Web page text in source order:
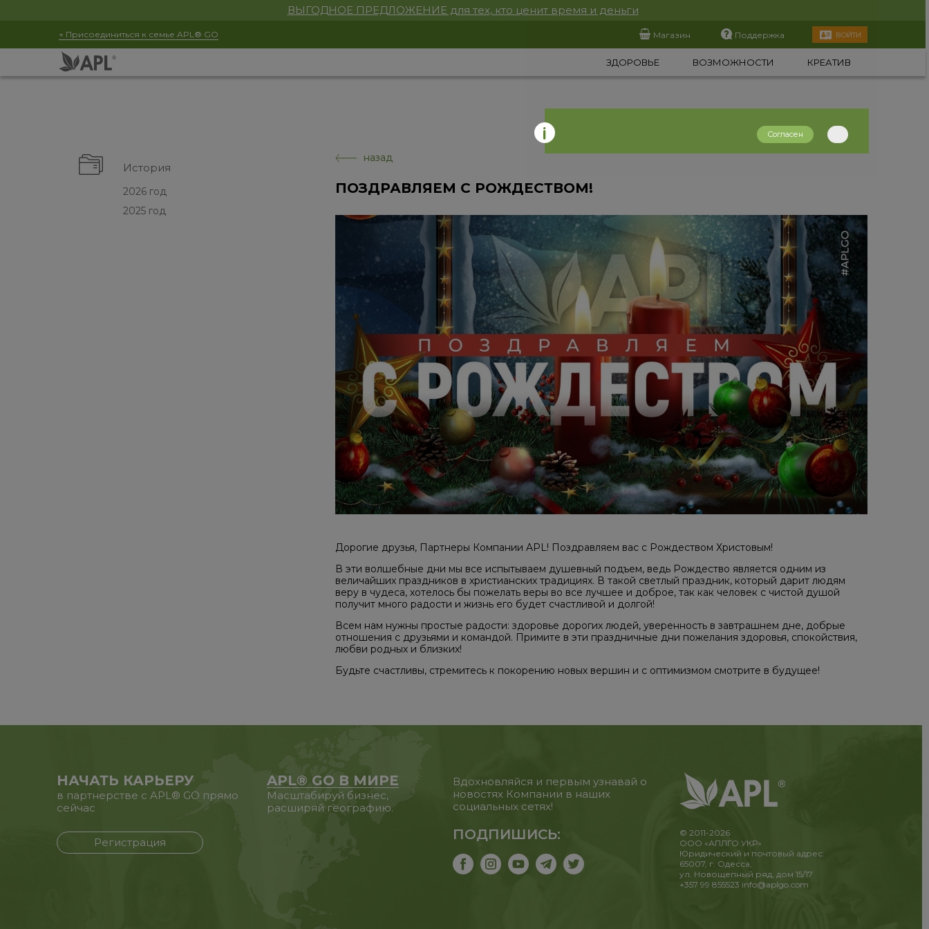
ВЫГОДНОЕ ПРЕДЛОЖЕНИЕ для тех, кто ценит время и деньги
+ Присоединиться к семье APL® GO Магазин Поддержка ВОЙТИ
ЗДОРОВЬЕ ВОЗМОЖНОСТИ КРЕАТИВ
История
2026 год
2025 год
назад
ПОЗДРАВЛЯЕМ С РОЖДЕСТВОМ!
Дорогие друзья, Партнеры Компании APL! Поздравляем вас с Рождеством Христовым!
В эти волшебные дни мы все испытываем душевный подъем, ведь Рождество является одним из
величайших праздников в христианских традициях. В такой светлый праздник, который дарит людям
веру в чудеса, хотелось бы пожелать веры во все лучшее и доброе, так как человек с чистой душой
получит много радости и жизнь его будет счастливой и долгой!
Всем нам нужны простые радости: здоровье дорогих людей, уверенность в завтрашнем дне, добрые
отношения с друзьями и командой. Примите в эти праздничные дни пожелания здоровья, спокойствия,
любви родных и близких!
Будьте счастливы, стремитесь к покорению новых вершин и с оптимизмом смотрите в будущее!
НАЧАТЬ КАРЬЕРУ
в партнерстве с APL® GO прямо
сейчас
Регистрация
APL® GO В МИРЕ
Масштабируй бизнес,
расширяй географию.
Вдохновляйся и первым узнавай о
новостях Компании в наших
социальных сетях!
ПОДПИШИСЬ:
© 2011-2026
ООО «АПЛГО УКР»
Юридический и почтовый адрес:
65007, г. Одесса,
ул. Новощепный ряд, дом 15/17
+357 99 855523 info@aplgo.com
Согласен